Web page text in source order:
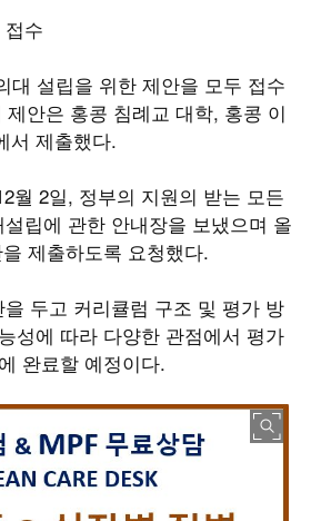
수
대 설립을 위한 제안을 모두 접수
제안은 홍콩 침례교 대학, 홍콩 이
서 제출했다.
월 2일, 정부의 지원의 받는 모든
립에 관한 안내장을 보냈으며 올
제출하도록 요청했다.
두고 커리큘럼 구조 및 평가 방
성에 따라 다양한 관점에서 평가
완료할 예정이다.